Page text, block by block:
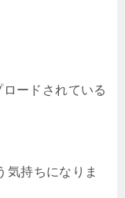
ードされている
気持ちになりま